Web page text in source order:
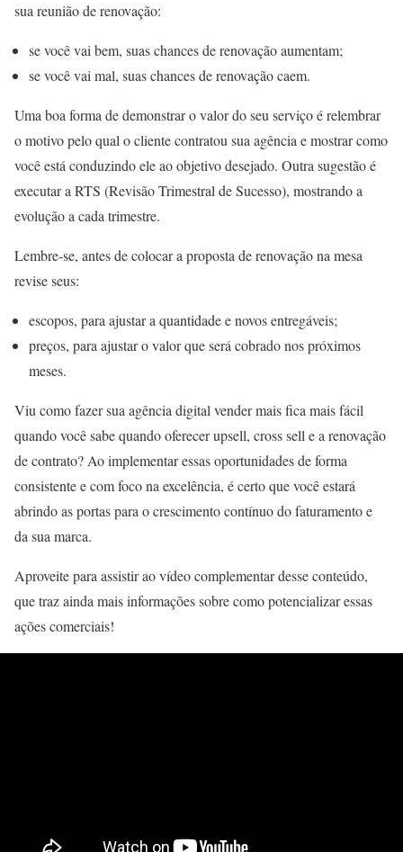
sua reunião de renovação:
se você vai bem, suas chances de renovação aumentam;
se você vai mal, suas chances de renovação caem.
Uma boa forma de demonstrar o valor do seu serviço é relembrar
o motivo pelo qual o cliente contratou sua agência e mostrar como
você está conduzindo ele ao objetivo desejado. Outra sugestão é
executar a RTS (Revisão Trimestral de Sucesso), mostrando a
evolução a cada trimestre.
Lembre-se, antes de colocar a proposta de renovação na mesa
revise seus:
escopos, para ajustar a quantidade e novos entregáveis;
preços, para ajustar o valor que será cobrado nos próximos
meses.
Viu como fazer sua agência digital vender mais fica mais fácil
quando você sabe quando oferecer upsell, cross sell e a renovação
de contrato? Ao implementar essas oportunidades de forma
consistente e com foco na excelência, é certo que você estará
abrindo as portas para o crescimento contínuo do faturamento e
da sua marca.
Aproveite para assistir ao vídeo complementar desse conteúdo,
que traz ainda mais informações sobre como potencializar essas
ações comerciais!